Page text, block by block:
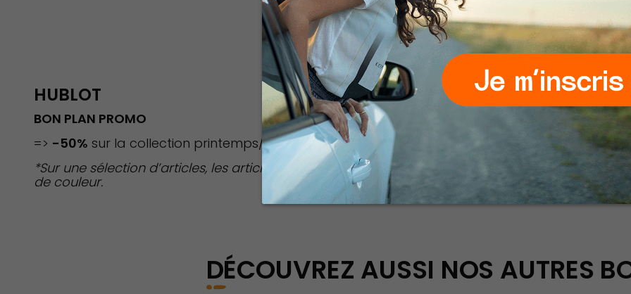
LES OFFRES SPÉCIALES
HUBLOT
BON PLAN PROMO
=> -50% sur la collection printemps/été*
*Sur une sélection d’articles, les articles sont signalés par une étiquette
de couleur.
DÉCOUVREZ AUSSI NOS AUTRES